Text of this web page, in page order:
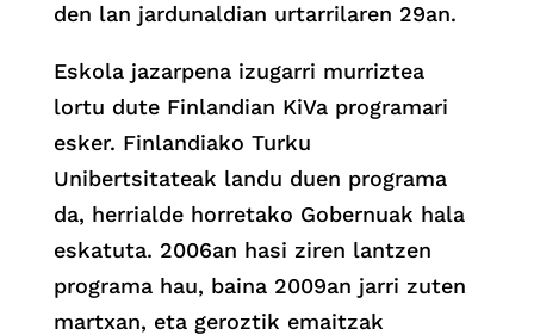
den lan jardunaldian urtarrilaren 29an.
Eskola jazarpena izugarri murriztea
lortu dute Finlandian KiVa programari
esker. Finlandiako Turku
Unibertsitateak landu duen programa
da, herrialde horretako Gobernuak hala
eskatuta. 2006an hasi ziren lantzen
programa hau, baina 2009an jarri zuten
martxan, eta geroztik emaitzak